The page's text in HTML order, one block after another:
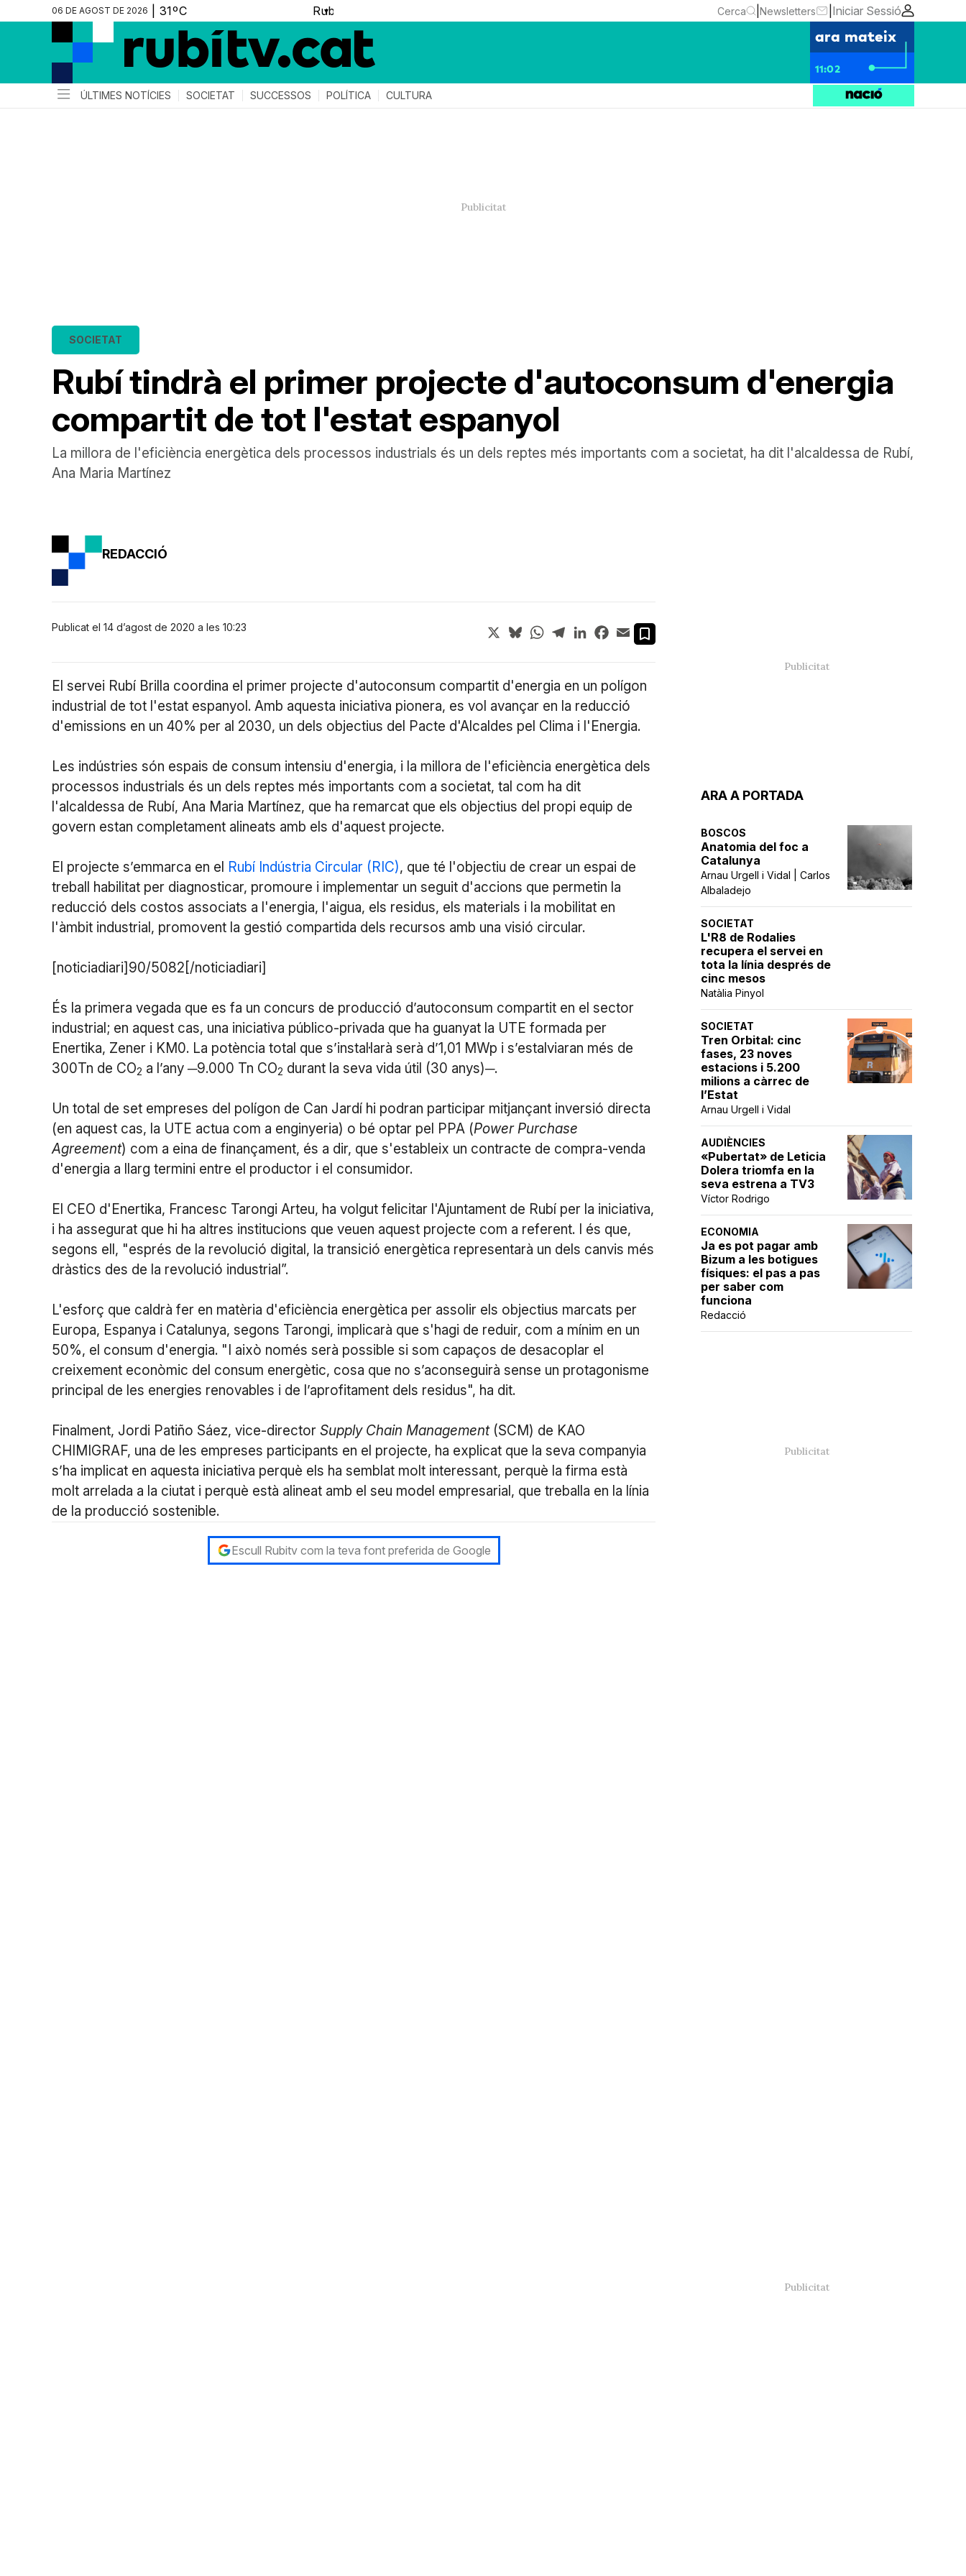
06 DE AGOST DE 2026 ▼ Cerca Newsletters Iniciar Sessió
ara mateix
11:02
ÚLTIMES NOTÍCIES SOCIETAT SUCCESSOS POLÍTICA CULTURA
Rubí tindrà el primer projecte d'autoconsum d'energia
compartit de tot l'estat espanyol
SOCIETAT
La millora de l'eficiència energètica dels processos industrials és un dels reptes més importants com a societat, ha dit l'alcaldessa de Rubí,
Ana Maria Martínez
ARA A PORTADA
BOSCOS
Anatomia del foc a
Catalunya
Arnau Urgell i Vidal | Carlos
Albaladejo
SOCIETAT
L'R8 de Rodalies
recupera el servei en
tota la línia després de
cinc mesos
Natàlia Pinyol
SOCIETAT
Tren Orbital: cinc
fases, 23 noves
estacions i 5.200
milions a càrrec de
l’Estat
Arnau Urgell i Vidal
AUDIÈNCIES
«Pubertat» de Leticia
Dolera triomfa en la
seva estrena a TV3
Víctor Rodrigo
ECONOMIA
Ja es pot pagar amb
Bizum a les botigues
físiques: el pas a pas
per saber com
funciona
Redacció
REDACCIÓ
Publicat el 14 d’agost de 2020 a les 10:23 X BlueskyWhatsApp
TelegramLinkedInFacebook
Email
El servei Rubí Brilla coordina el primer projecte d'autoconsum compartit d'energia en un polígon
industrial de tot l'estat espanyol. Amb aquesta iniciativa pionera, es vol avançar en la reducció
d'emissions en un 40% per al 2030, un dels objectius del Pacte d'Alcaldes pel Clima i l'Energia.
Les indústries són espais de consum intensiu d'energia, i la millora de l'eficiència energètica dels
processos industrials és un dels reptes més importants com a societat, tal com ha dit
l'alcaldessa de Rubí, Ana Maria Martínez, que ha remarcat que els objectius del propi equip de
govern estan completament alineats amb els d'aquest projecte.
El projecte s’emmarca en el Rubí Indústria Circular (RIC), que té l'objectiu de crear un espai de
treball habilitat per diagnosticar, promoure i implementar un seguit d'accions que permetin la
reducció dels costos associats a l'energia, l'aigua, els residus, els materials i la mobilitat en
l'àmbit industrial, promovent la gestió compartida dels recursos amb una visió circular.
[noticiadiari]90/5082[/noticiadiari]
És la primera vegada que es fa un concurs de producció d’autoconsum compartit en el sector
industrial; en aquest cas, una iniciativa público-privada que ha guanyat la UTE formada per
Enertika, Zener i KM0. La potència total que s’instal·larà serà d’1,01 MWp i s’estalviaran més de
300Tn de CO2 a l’any ─9.000 Tn CO2 durant la seva vida útil (30 anys)─.
Un total de set empreses del polígon de Can Jardí hi podran participar mitjançant inversió directa
(en aquest cas, la UTE actua com a enginyeria) o bé optar pel PPA (Power Purchase
Agreement) com a eina de finançament, és a dir, que s'estableix un contracte de compra-venda
d'energia a llarg termini entre el productor i el consumidor.
El CEO d'Enertika, Francesc Tarongi Arteu, ha volgut felicitar l'Ajuntament de Rubí per la iniciativa,
i ha assegurat que hi ha altres institucions que veuen aquest projecte com a referent. I és que,
segons ell, "esprés de la revolució digital, la transició energètica representarà un dels canvis més
dràstics des de la revolució industrial”.
L'esforç que caldrà fer en matèria d'eficiència energètica per assolir els objectius marcats per
Europa, Espanya i Catalunya, segons Tarongi, implicarà que s'hagi de reduir, com a mínim en un
50%, el consum d'energia. "I això només serà possible si som capaços de desacoplar el
creixement econòmic del consum energètic, cosa que no s’aconseguirà sense un protagonisme
principal de les energies renovables i de l’aprofitament dels residus", ha dit.
Finalment, Jordi Patiño Sáez, vice-director Supply Chain Management(SCM) de KAO
CHIMIGRAF, una de les empreses participants en el projecte, ha explicat que la seva companyia
s’ha implicat en aquesta iniciativa perquè els ha semblat molt interessant, perquè la firma està
molt arrelada a la ciutat i perquè està alineat amb el seu model empresarial, que treballa en la línia
de la producció sostenible.
Escull Rubitv com la teva font preferida de Google